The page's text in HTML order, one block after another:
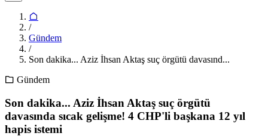
/
Gündem
/
Son dakika... Aziz İhsan Aktaş suç örgütü davasınd...
Gündem
Son dakika... Aziz İhsan Aktaş suç örgütü
davasında sıcak gelişme! 4 CHP'li başkana 12 yıl
hapis istemi